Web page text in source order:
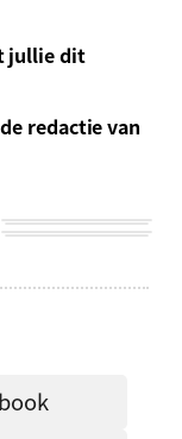
jullie dit
redactie van